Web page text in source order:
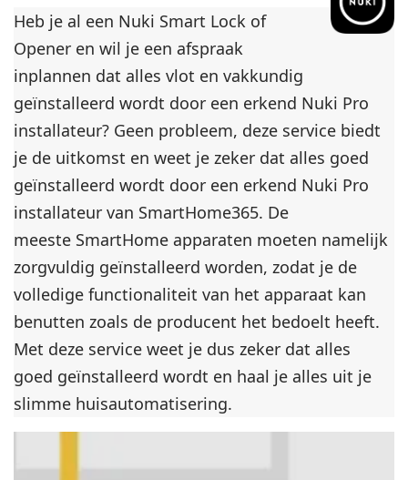
Heb je al een Nuki Smart Lock of
Opener en wil je een afspraak
inplannen dat alles vlot en vakkundig
geïnstalleerd wordt door een erkend Nuki Pro
installateur? Geen probleem, deze service biedt
je de uitkomst en weet je zeker dat alles goed
geïnstalleerd wordt door een erkend Nuki Pro
installateur van SmartHome365. De
meeste SmartHome apparaten moeten namelijk
zorgvuldig geïnstalleerd worden, zodat je de
volledige functionaliteit van het apparaat kan
benutten zoals de producent het bedoelt heeft.
Met deze service weet je dus zeker dat alles
goed geïnstalleerd wordt en haal je alles uit je
slimme huisautomatisering.